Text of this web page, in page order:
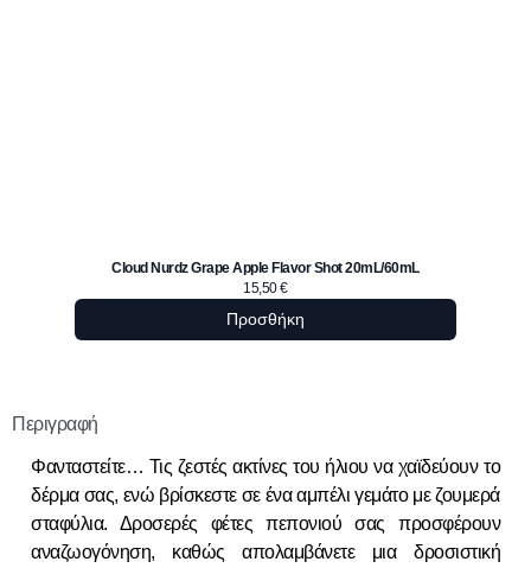
Cloud Nurdz Grape Apple Flavor Shot 20mL/60mL
15,50€
Προσθήκη
Περιγραφή
Φανταστείτε… Τις ζεστές ακτίνες του ήλιου να χαϊδεύουν το
δέρμα σας, ενώ βρίσκεστε σε ένα αμπέλι γεμάτο με ζουμερά
σταφύλια. Δροσερές φέτες πεπονιού σας προσφέρουν
αναζωογόνηση, καθώς απολαμβάνετε μια δροσιστική